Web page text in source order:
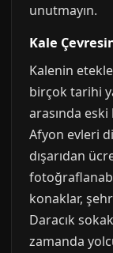
unutmayın.
Kale
Kalenin
birçok tarihi
arasında
Afyon evleri
dışarıdan
konaklar,
Daracık
zamanda